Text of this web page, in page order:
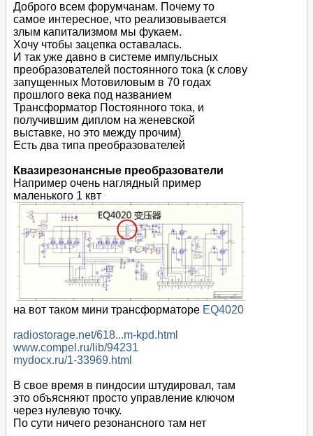
Доброго всем форумчанам. Почему то
самое интересное, что реализовывается
злым капитализмом мы фукаем.
Хочу чтобы зацепка оставалась.
И так уже давно в системе импульсных
преобразователей постоянного тока (к слову
запущенных Мотовиловым в 70 годах
прошлого века под названием
Трансформатор Постоянного тока, и
получившим диплом на женевской
выставке, но это между прочим)
Есть два типа преобразователей
Квазирезонансные преобразователи
Например очень наглядный пример
маленького 1 квт
на вот таком мини трансформаторе EQ4020
radiostorage.net/618...m-kpd.html
www.compel.ru/lib/94231
mydocx.ru/1-33969.html
В свое время в пиндосии штудировал, там
это объясняют просто управление ключом
через нулевую точку.
По сути ничего резонансного там нет